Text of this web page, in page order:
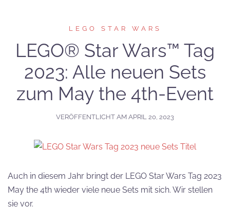
LEGO STAR WARS
LEGO® Star Wars™ Tag
2023: Alle neuen Sets
zum May the 4th-Event
VERÖFFENTLICHT AM APRIL 20, 2023
Auch in diesem Jahr bringt der LEGO Star Wars Tag 2023
May the 4th wieder viele neue Sets mit sich. Wir stellen
sie vor.